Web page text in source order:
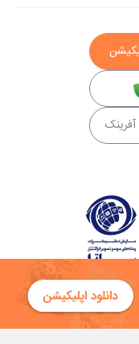
توکان تعلق دارد و